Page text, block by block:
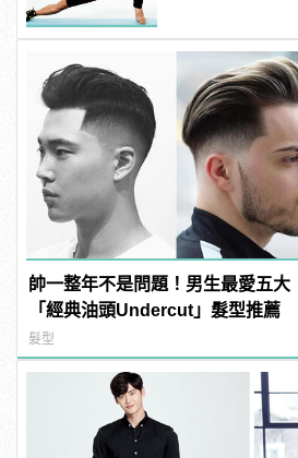
帥一整年不是問題！男生最愛五大
「經典油頭Undercut」髮型推薦
髮型